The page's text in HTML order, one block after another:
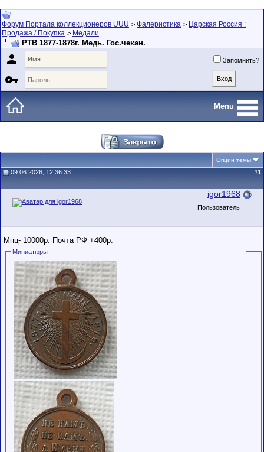
Форум Портала коллекционеров UUU > Фалеристика > Царская Россия :
Продажа / Покупка > Медали
РТВ 1877-1878г. Медь. Гос.чекан.
 Запомнить?

Menu
Опции темы
09.06.2026, 12:36:33 #1
igor1968
Пользователь
Мпц- 10000р. Почта РФ +400р.
Миниатюры